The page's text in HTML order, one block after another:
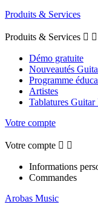
Produits & Services
Produits & Services  
Démo gratuite
Nouveautés
Programme
Artistes
Tablatures Guitar
Votre compte
Votre compte  
Informations
Commandes
Arobas Music